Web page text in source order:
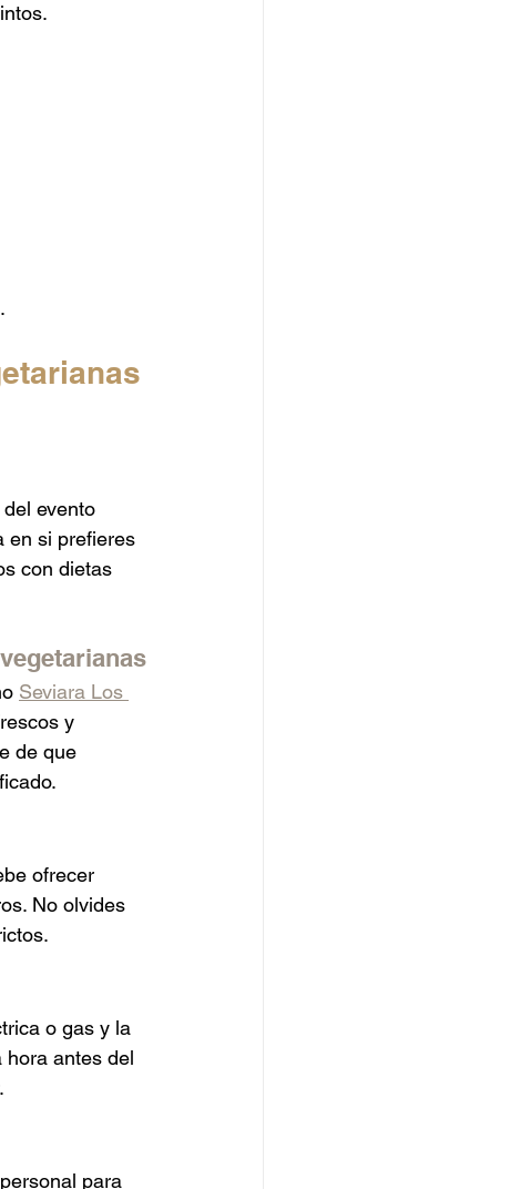
evento
en si prefieres
con dietas
Seviara Los
y
de que
ofrecer
No olvides
o gas y la
hora antes del
para